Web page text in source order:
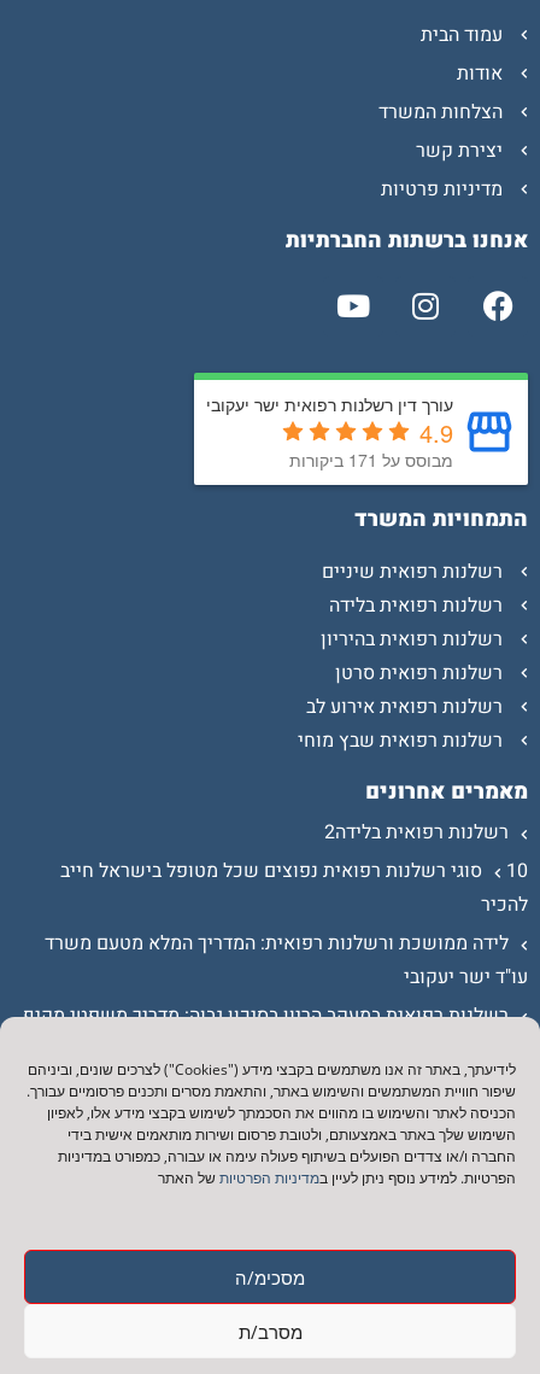
לידיעתך, באתר זה אנו משתמשים בקבצי מידע ("Cookies") לצרכים שונים, וביניהם
שיפור חוויית המשתמשים והשימוש באתר, והתאמת מסרים ותכנים פרסומיים עבורך.
הכניסה לאתר והשימוש בו מהווים את הסכמתך לשימוש בקבצי מידע אלו, לאפיון
השימוש שלך באתר באמצעותם, ולטובת פרסום ושירות מותאמים אישית בידי
החברה ו/או צדדים הפועלים בשיתוף פעולה עימה או עבורה, כמפורט במדיניות
הפרטיות. למידע נוסף ניתן לעיין במדיניות הפרטיותשל האתר
מסכימ/ה
מסרב/ת
עמוד הבית
אודות
הצלחות המשרד
יצירת קשר
מדיניות פרטיות
אנחנו ברשתות החברתיות
עורך דין רשלנות רפואית ישר יעקובי
4.9
מבוסס על 171 ביקורות
התמחויות המשרד
רשלנות רפואית שיניים
רשלנות רפואית בלידה
רשלנות רפואית בהיריון
רשלנות רפואית סרטן
רשלנות רפואית אירוע לב
רשלנות רפואית שבץ מוחי
מאמרים אחרונים
רשלנות רפואית בלידה2
10 סוגי רשלנות רפואית נפוצים שכל מטופל בישראל חייב
להכיר
לידה ממושכת ורשלנות רפואית: המדריך המלא מטעם משרד
עו"ד ישר יעקובי
רשלנות רפואית במעקב הריון בסיכון גבוה: מדריך משפטי מקיף
כתובת ודרכי התקשרות:
רמת גן, רח' היצירה 3. בית שאפ. קומה 14
03-5012284
03-6914003
תקנון האתר
כל הזכויות שמורות © משרד עו״ד ישר יעקובי 2026